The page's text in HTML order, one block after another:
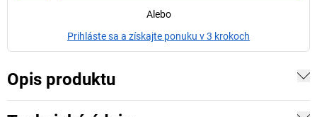
Alebo
Prihláste sa a získajte ponuku v 3 krokoch
Opis produktu